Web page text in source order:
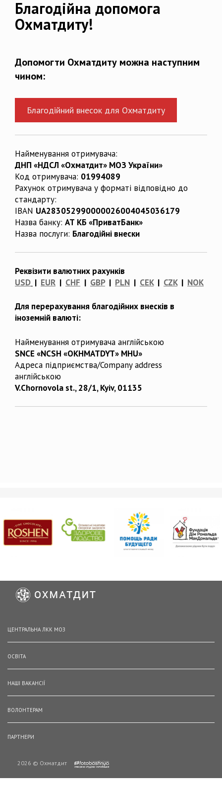
Благодійна допомога
Охматдиту!
Допомогти Охматдиту можна наступним
чином:
Благодійний внесок для Охматдиту
Найменування отримувача:
ДНП «НДСЛ «Охматдит» МОЗ України»
Код отримувача: 01994089
Рахунок отримувача у форматі відповідно до
стандарту:
IBAN UA283052990000026004045036179
Назва банку: АТ КБ «ПриватБанк»
Назва послуги: Благодійні внески
Реквізити валютних рахунків
USD | EUR | CHF | GBP| PLN | CEK| CZK| NOK
Для перерахування благодійних внесків в
іноземній валюті:
Найменування отримувача англійською
SNCE «NCSH «OKHMATDYT» MHU»
Адреса підприємства/Company address
англійською
V.Chornovola st., 28/1, Kyiv, 01135
ЦЕНТРАЛЬНА ЛКК МОЗ
ОСВІТА
НАШІ ВАКАНСІЇ
ВОЛОНТЕРАМ
ПАРТНЕРИ
2026 © Охматдит